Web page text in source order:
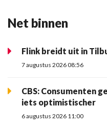
Net binnen
Flink breidt uit in
7 augustus 2026 08:56
CBS: Consumenten
iets optimistischer
6 augustus 2026 11:00